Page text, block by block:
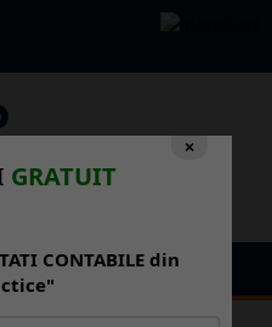
×
GRATUIT
CONTABILE din